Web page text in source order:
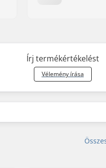
Írj termékértékelést
Vélemény írása